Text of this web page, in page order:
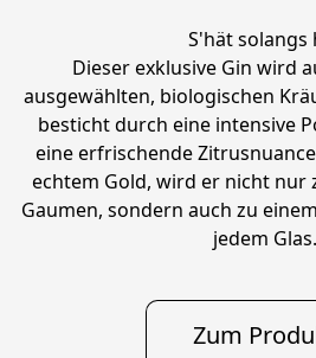
S'hät solangs
Dieser exklusive Gin wird
ausgewählten, biologischen
besticht durch eine intensive
eine erfrischende
echtem Gold, wird er nicht nur
Gaumen, sondern auch zu
jedem Glas.
Zum